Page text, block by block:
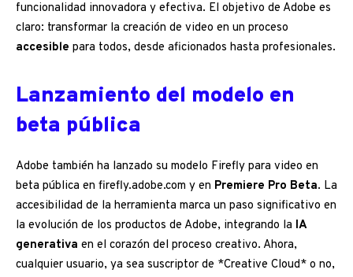
funcionalidad innovadora y efectiva. El objetivo de Adobe es
claro: transformar la creación de video en un proceso
accesible para todos, desde aficionados hasta profesionales.
Lanzamiento del modelo en
beta pública
Adobe también ha lanzado su modelo Firefly para video en
beta pública en firefly.adobe.com y en Premiere Pro Beta. La
accesibilidad de la herramienta marca un paso significativo en
la evolución de los productos de Adobe, integrando la IA
generativa en el corazón del proceso creativo. Ahora,
cualquier usuario, ya sea suscriptor de *Creative Cloud* o no,